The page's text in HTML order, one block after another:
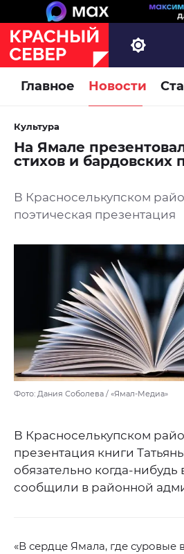
Главное Новости
Культура
На Ямале
стихов и бардовских
В Красноселькупском
поэтическая презентация
Фото: Дания Соболева / «Ямал-Медиа»
В Красноселькупском
презентация книги
обязательно когда-нибудь
сообщили в районной
«В сердце Ямала, где суровые